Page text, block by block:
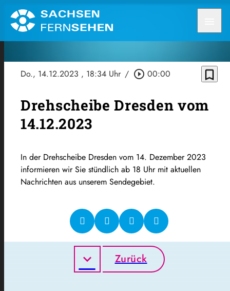
Do., 14.12.2023 , 18:34 Uhr / play_circle_outline 00:00 bookmark_border
Drehscheibe Dresden vom
14.12.2023
In der Drehscheibe Dresden vom 14. Dezember 2023
informieren wir Sie stündlich ab 18 Uhr mit aktuellen
Nachrichten aus unserem Sendegebiet.
Zurück